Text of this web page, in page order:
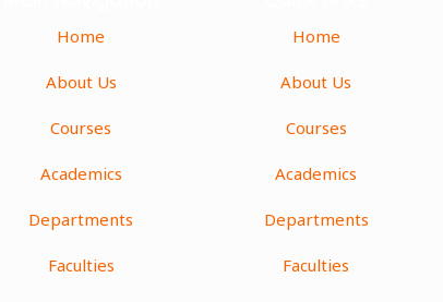
Home
About Us
Courses
Academics
Departments
Faculties
Home
About Us
Courses
Academics
Departments
Faculties